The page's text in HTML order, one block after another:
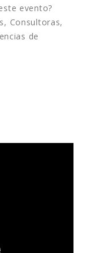
evento?
Consultoras,
de